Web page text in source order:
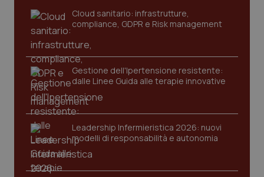
Cloud sanitario: infrastrutture,
compliance, GDPR e Risk management
Gestione dell'Ipertensione resistente:
dalle Linee Guida alle terapie innovative
Leadership Infermieristica 2026: nuovi
modelli di responsabilità e autonomia
navigazione sulle pagine e l'accesso alle aree
protette del sito. Il sito web non è in grado di
funzionare correttamente senza questi cookie.
Nome
VISITOR_PRIVACY_METADATA
.youtube.com